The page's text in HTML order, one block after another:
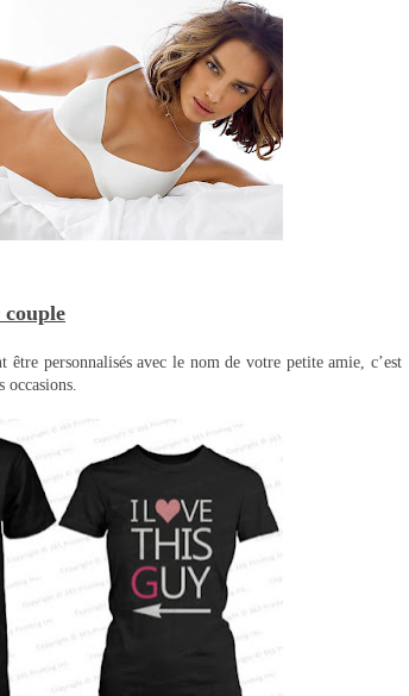
être personnalisés avec le nom de votre petite amie, c’est
occasions.